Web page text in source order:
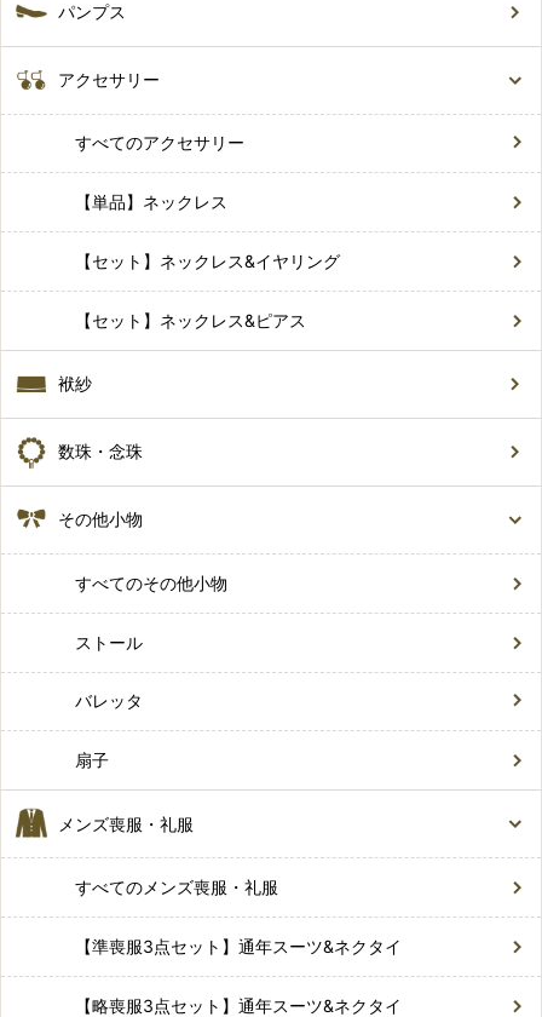
パンプス
アクセサリー
すべてのアクセサリー
【単品】ネックレス
【セット】ネックレス&イヤリング
【セット】ネックレス&ピアス
袱紗
数珠・念珠
その他小物
すべてのその他小物
ストール
バレッタ
扇子
メンズ喪服・礼服
すべてのメンズ喪服・礼服
【準喪服3点セット】通年スーツ&ネクタイ
【略喪服3点セット】通年スーツ&ネクタイ